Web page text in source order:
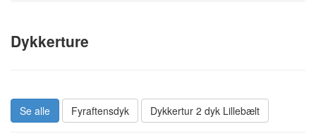
Dykkerture
Se alle Fyraftensdyk Dykkertur 2 dyk Lillebælt